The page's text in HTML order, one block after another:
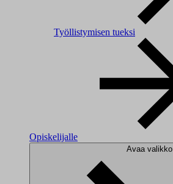
Työllistymisen tueksi
Opiskelijalle
Avaa valikko